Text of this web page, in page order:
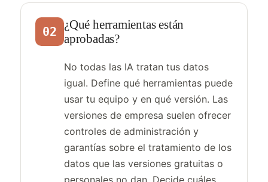
02 ¿Qué herramientas están
aprobadas?
No todas las IA tratan tus datos
igual. Define qué herramientas puede
usar tu equipo y en qué versión. Las
versiones de empresa suelen ofrecer
controles de administración y
garantías sobre el tratamiento de los
datos que las versiones gratuitas o
personales no dan. Decide cuáles